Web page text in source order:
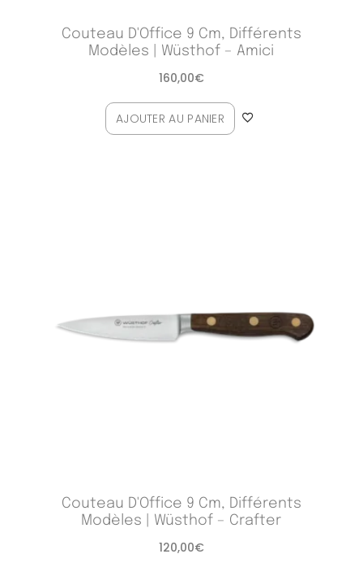
Couteau D'Office 9 Cm, Différents
Modèles | Wüsthof – Amici
160,00€
AJOUTER AU PANIER
Couteau D'Office 9 Cm, Différents
Modèles | Wüsthof – Crafter
120,00€